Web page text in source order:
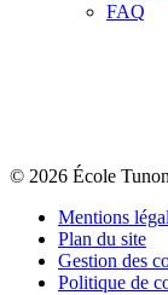
FAQ
© 2026 École Tunon
Mentions
Plan du site
Gestion des
Politique de